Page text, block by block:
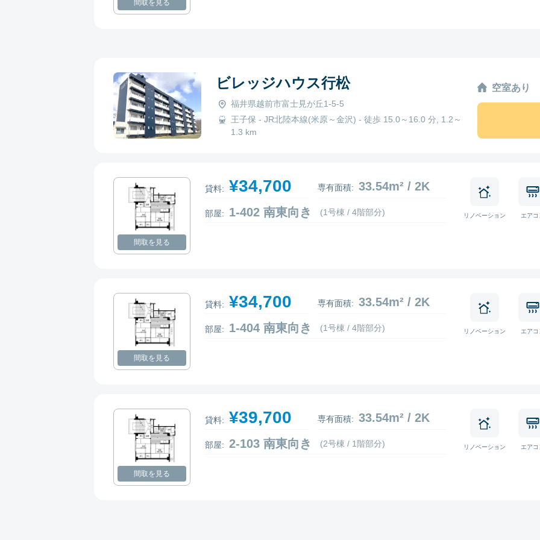
間取を見る
ビレッジハウス行松
福井県越前市富士見が丘1-5-5
王子保 - JR北陸本線(米原～金沢) - 徒歩 15.0～16.0 分, 1.2～
1.3 km
空室あり
間取を見る
貸料: ¥34,700 専有面積: 33.54m² / 2K
部屋: 1-402 南東向き (1号棟 / 4階部分) リノベーション エアコ
間取を見る
貸料: ¥34,700 専有面積: 33.54m² / 2K
部屋: 1-404 南東向き (1号棟 / 4階部分) リノベーション エアコ
間取を見る
貸料: ¥39,700 専有面積: 33.54m² / 2K
部屋: 2-103 南東向き (2号棟 / 1階部分) リノベーション エアコ